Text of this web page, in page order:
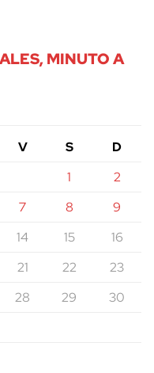
MINUTO A
V S
D
1
2
7 8
9
14 15
16
21 22
23
28 29
30